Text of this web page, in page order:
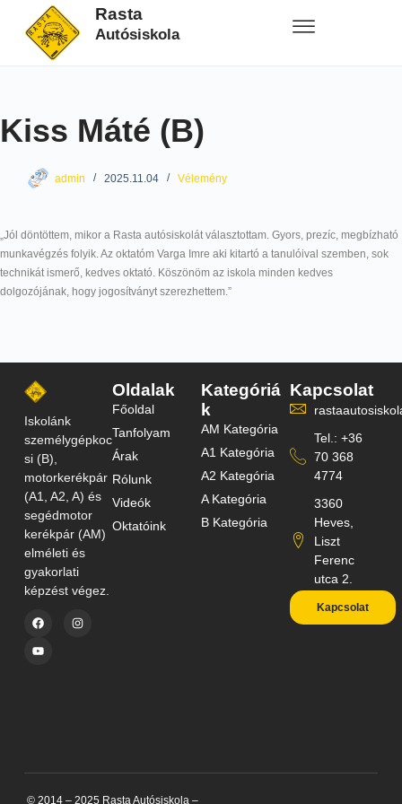
Rasta
Autósiskola
Kiss Máté (B)
admin 2025.11.04 Vélemény
„Jól döntöttem, mikor a Rasta autósiskolát választottam. Gyors, prezíc, megbízható
munkavégzés folyik. Az oktatóm Varga Imre aki kitartó a tanulóival szemben, sok
technikát ismerő, kedves oktató. Köszönöm az iskola minden kedves
dolgozójának, hogy jogosítványt szerezhettem.”
Iskolánk
személygépkoc
si (B),
motorkerékpár
(A1, A2, A) és
segédmotor
kerékpár (AM)
elméleti és
gyakorlati
képzést végez.
Oldalak
Főoldal
Tanfolyam
Árak
Rólunk
Videók
Oktatóink
Kategóriá
k
AM Kategória
A1 Kategória
A2 Kategória
A Kategória
B Kategória
Kapcsolat
Tel.: +36
70 368
4774
3360
Heves,
Liszt
Ferenc
utca 2.
Kapcsolat
© 2014 – 2025 Rasta Autósiskola –